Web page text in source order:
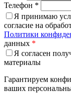
Телефон *
Я принимаю
согласие на
Политики
данных *
Я согласен
материалы
Гарантируем
ваших